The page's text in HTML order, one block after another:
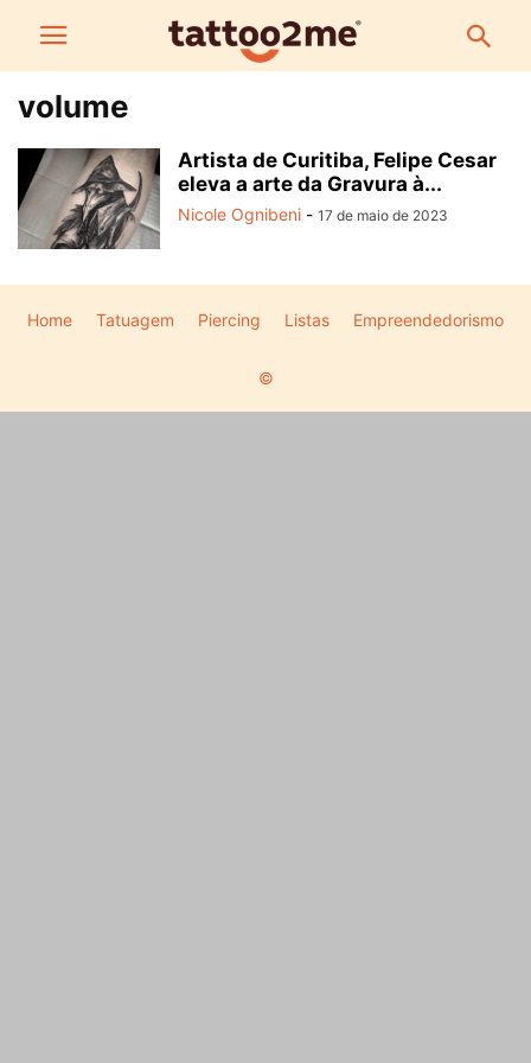
volume
Artista de Curitiba, Felipe Cesar
eleva a arte da Gravura à...
Nicole Ognibeni - 17 de maio de 2023
Home Tatuagem Piercing Listas Empreendedorismo
©